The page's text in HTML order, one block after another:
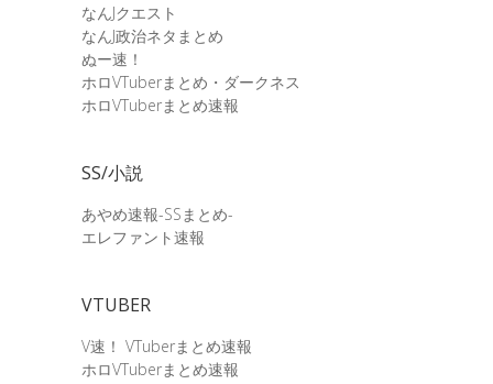
なんJクエスト
なんJ政治ネタまとめ
ぬー速！
ホロVTuberまとめ・ダークネス
ホロVTuberまとめ速報
SS/小説
あやめ速報-SSまとめ-
エレファント速報
VTUBER
V速！ VTuberまとめ速報
ホロVTuberまとめ速報